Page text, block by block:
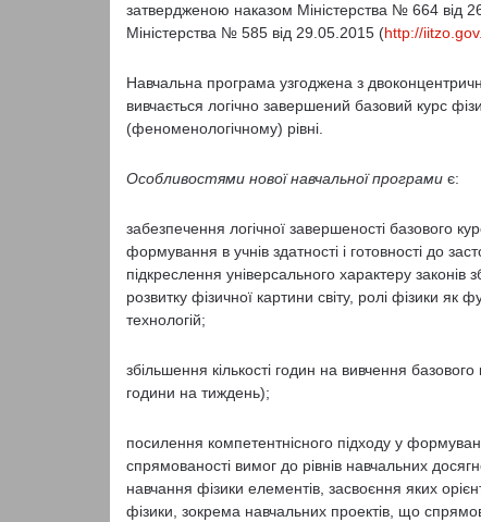
затвердженою наказом Міністерства № 664 від
Міністерства № 585 від 29.05.2015 (http://
Навчальна програма узгоджена з
вивчається логічно завершений базовий курс
(феноменологічному) рівні.
Особливостями нової навчальної програмиє:
забезпечення логічної завершеності базового
формування в учнів здатності і готовності до
підкреслення універсального характеру
розвитку фізичної картини світу, ролі фізики як
технологій;
збільшення кількості годин на вивчення
години на тиждень);
посилення компетентнісного підходу у
спрямованості вимог до рівнів навчальних
навчання фізики елементів, засвоєння яких
фізики, зокрема навчальних проектів, що